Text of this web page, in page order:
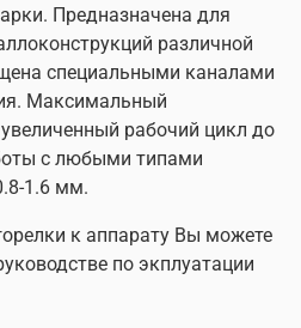
Предназначена для
различной
специальными каналами
Максимальный
рабочий цикл до
с любыми типами
1.6 мм.
к аппарату Вы можете
по экплуатации